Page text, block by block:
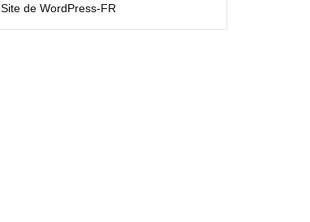
Site de WordPress-FR